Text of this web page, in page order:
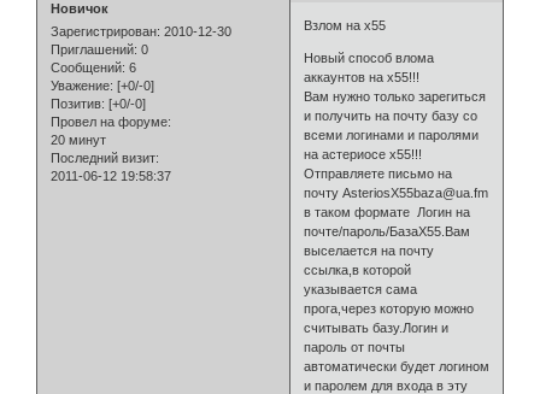
Новичок
Зарегистрирован: 2010-12-30
Приглашений: 0
Сообщений: 6
Уважение: [+0/-0]
Позитив: [+0/-0]
Провел на форуме:
20 минут
Последний визит:
2011-06-12 19:58:37
Взлом на х55
Новый способ влома
аккаунтов на х55!!!
Вам нужно только зарегиться
и получить на почту базу со
всеми логинами и паролями
на астериосе х55!!!
Отправляете письмо на
почту AsteriosX55baza@ua.fm
в таком формате Логин на
почте/пароль/БазаХ55.Вам
выселается на почту
ссылка,в которой
указывается сама
прога,через которую можно
считывать базу.Логин и
пароль от почты
автоматически будет логином
и паролем для входа в эту